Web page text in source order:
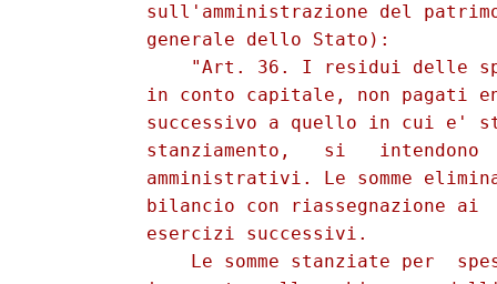
sull'amministrazione del
          generale dello Stato):
"Art. 36. I residui delle
in conto capitale, non pagati
successivo a quello in cui e'
stanziamento,   si   intendono
amministrativi. Le somme
bilancio con riassegnazione ai
          esercizi successivi.
Le somme stanziate per